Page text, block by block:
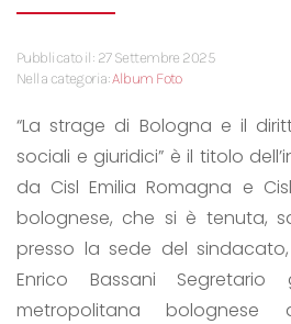
Pubblicato il: 27 Settembre 2025
Nella categoria:Album Foto
“La strage di Bologna e il
sociali e giuridici” è il titolo
da Cisl Emilia Romagna e
bolognese, che si è tenuta,
presso la sede del
Enrico Bassani Segretario
metropolitana